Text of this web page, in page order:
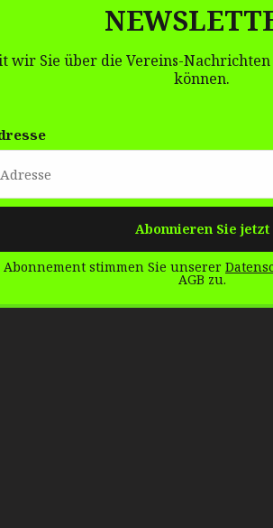
wir Sie über die Vereins-
können.
stimmen Sie unserer
AGB zu.